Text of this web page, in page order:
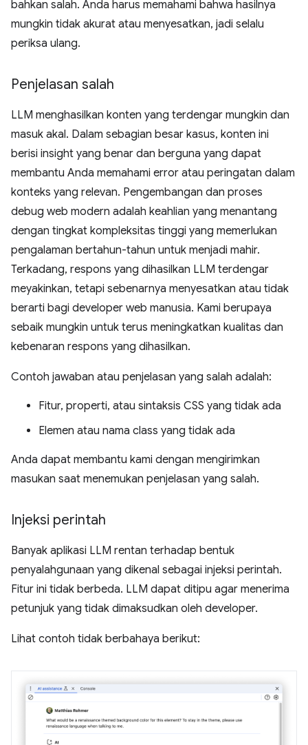
bahkan salah. Anda harus memahami bahwa hasilnya
mungkin tidak akurat atau menyesatkan, jadi selalu
periksa ulang.
Penjelasan salah
LLM menghasilkan konten yang terdengar mungkin dan
masuk akal. Dalam sebagian besar kasus, konten ini
berisi insight yang benar dan berguna yang dapat
membantu Anda memahami error atau peringatan dalam
konteks yang relevan. Pengembangan dan proses
debug web modern adalah keahlian yang menantang
dengan tingkat kompleksitas tinggi yang memerlukan
pengalaman bertahun-tahun untuk menjadi mahir.
Terkadang, respons yang dihasilkan LLM terdengar
meyakinkan, tetapi sebenarnya menyesatkan atau tidak
berarti bagi developer web manusia. Kami berupaya
sebaik mungkin untuk terus meningkatkan kualitas dan
kebenaran respons yang dihasilkan.
Contoh jawaban atau penjelasan yang salah adalah:
Fitur, properti, atau sintaksis CSS yang tidak ada
Elemen atau nama class yang tidak ada
Anda dapat membantu kami dengan mengirimkan
masukan saat menemukan penjelasan yang salah.
Injeksi perintah
Banyak aplikasi LLM rentan terhadap bentuk
penyalahgunaan yang dikenal sebagai injeksi perintah.
Fitur ini tidak berbeda. LLM dapat ditipu agar menerima
petunjuk yang tidak dimaksudkan oleh developer.
Lihat contoh tidak berbahaya berikut: